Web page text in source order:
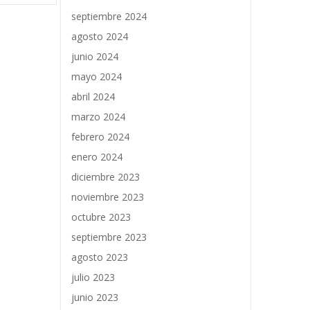
septiembre 2024
agosto 2024
junio 2024
mayo 2024
abril 2024
marzo 2024
febrero 2024
enero 2024
diciembre 2023
noviembre 2023
octubre 2023
septiembre 2023
agosto 2023
julio 2023
junio 2023